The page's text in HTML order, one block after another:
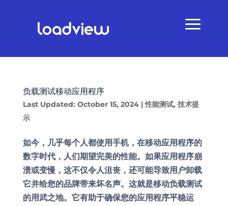
负载测试移动应用程序
Last Updated: October 15, 2024|性能测试, 技术提
示
如今，几乎每个人都使用手机，在移动应用程序的
数字时代，人们期望完美的性能。如果应用程序崩
溃或变慢，这不仅令人沮丧，还可能导致用户卸载
它并给您的品牌带来坏名声。这就是移动负载测试
的用武之地。它有助于确保您的应用程序平稳运